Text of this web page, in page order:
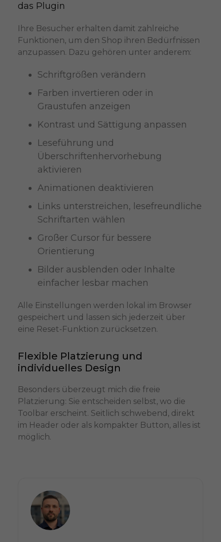
das Plugin
Ihre Besucher erhalten damit zahlreiche
Funktionen, um den Shop ihren Bedürfnissen
anzupassen. Dazu gehören unter anderem:
Schriftgrößen verändern
Farben invertieren oder in
Graustufen anzeigen
Kontrast und Sättigung anpassen
Leseführung und
Überschriftenhervorhebung
aktivieren
Animationen deaktivieren
Links unterstreichen, lesefreundliche
Schriftarten wählen
Großer Cursor für bessere
Orientierung
Bilder ausblenden oder Inhalte
einfacher lesbar machen
Alle Einstellungen werden lokal im Browser
gespeichert und lassen sich jederzeit über
eine Reset-Funktion zurücksetzen.
Flexible Platzierung und
individuelles Design
Besonders überzeugt mich die freie
Platzierung: Sie entscheiden selbst, wo die
Toolbar erscheint. Seitlich schwebend, direkt
im Header oder als kompakter Button, alles ist
möglich.